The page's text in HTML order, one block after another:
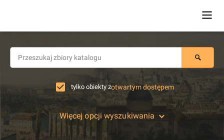
tylko obiekty zotwartym dostępem
Więcej opcji wyszukiwania